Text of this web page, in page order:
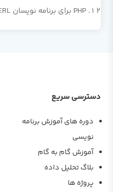
PHP برای برنامه نویسان PERL
دسترسی سریع
دوره های آموزش برنامه
نویسی
آموزش گام به گام
بلاگ تحلیل داده
پروژه ها